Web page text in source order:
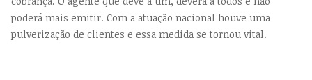
poderá mais emitir. Com a atuação nacional houve uma
pulverização de clientes e essa medida se tornou vital.